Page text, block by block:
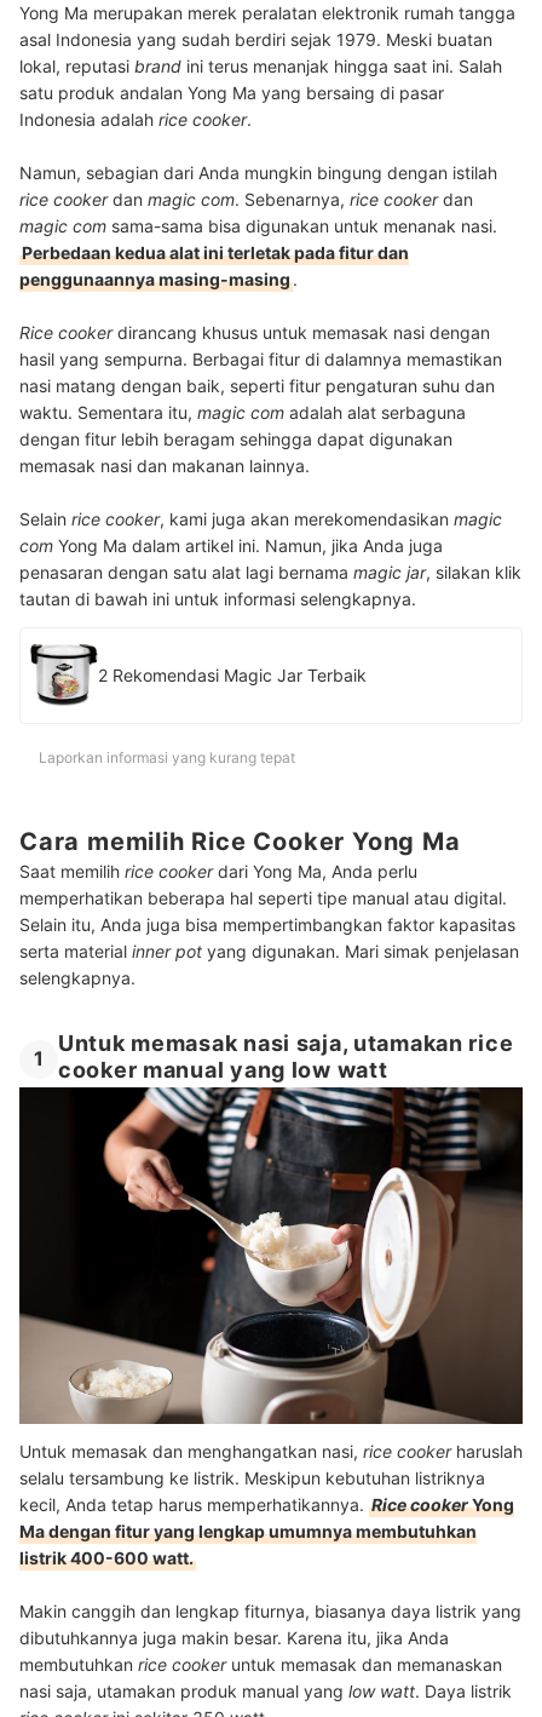
Yong Ma merupakan merek peralatan elektronik rumah tangga
asal Indonesia yang sudah berdiri sejak 1979. Meski buatan
lokal, reputasi brand ini terus menanjak hingga saat ini. Salah
satu produk andalan Yong Ma yang bersaing di pasar
Indonesia adalah rice cooker.
Namun, sebagian dari Anda mungkin bingung dengan istilah
rice cookerdan magic com. Sebenarnya, rice cookerdan
magic com sama-sama bisa digunakan untuk menanak nasi.
Perbedaan kedua alat ini terletak pada fitur dan
penggunaannya masing-masing.
Rice cookerdirancang khusus untuk memasak nasi dengan
hasil yang sempurna. Berbagai fitur di dalamnya memastikan
nasi matang dengan baik, seperti fitur pengaturan suhu dan
waktu. Sementara itu, magic com adalah alat serbaguna
dengan fitur lebih beragam sehingga dapat digunakan
memasak nasi dan makanan lainnya.
Selain rice cooker, kami juga akan merekomendasikan magic
com Yong Ma dalam artikel ini. Namun, jika Anda juga
penasaran dengan satu alat lagi bernama magic jar, silakan klik
tautan di bawah ini untuk informasi selengkapnya.
2 Rekomendasi Magic Jar Terbaik
Laporkan informasi yang kurang tepat
Cara memilih Rice Cooker Yong Ma
Saat memilih rice cookerdari Yong Ma, Anda perlu
memperhatikan beberapa hal seperti tipe manual atau digital.
Selain itu, Anda juga bisa mempertimbangkan faktor kapasitas
serta material inner pot yang digunakan. Mari simak penjelasan
selengkapnya.
1
Untuk memasak nasi saja, utamakan rice
cooker manual yang low watt
Untuk memasak dan menghangatkan nasi, rice cookerharuslah
selalu tersambung ke listrik. Meskipun kebutuhan listriknya
kecil, Anda tetap harus memperhatikannya. Rice cookerYong
Ma dengan fitur yang lengkap umumnya membutuhkan
listrik 400-600 watt.
Makin canggih dan lengkap fiturnya, biasanya daya listrik yang
dibutuhkannya juga makin besar. Karena itu, jika Anda
membutuhkan rice cookeruntuk memasak dan memanaskan
nasi saja, utamakan produk manual yang low watt. Daya listrik